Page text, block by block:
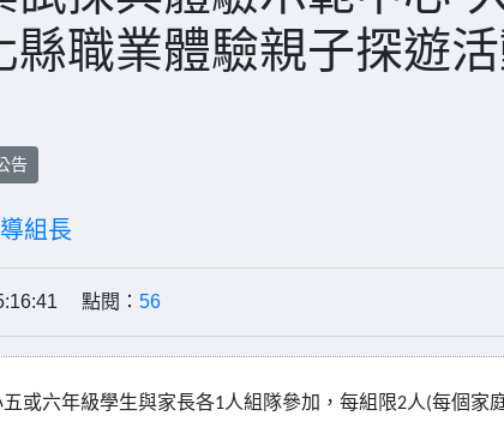
縣職業體驗親子探遊
告
組長
點閱： 56
或六年級學生與家長各1人組隊參加，每組限2人(每個家